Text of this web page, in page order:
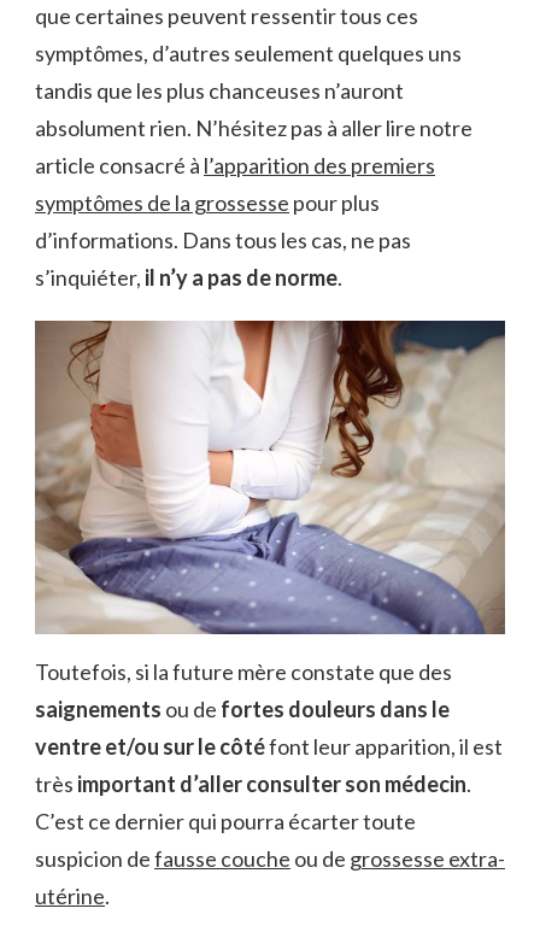
que certaines peuvent ressentir tous ces
symptômes, d’autres seulement quelques uns
tandis que les plus chanceuses n’auront
absolument rien. N’hésitez pas à aller lire notre
article consacré à l’apparition des premiers
symptômes de la grossesse pour plus
d’informations. Dans tous les cas, ne pas
s’inquiéter, il n’y a pas de norme.
Toutefois, si la future mère constate que des
saignements ou de fortes douleurs dans le
ventre et/ou sur le côtéfont leur apparition, il est
très important d’aller consulter son médecin.
C’est ce dernier qui pourra écarter toute
suspicion defausse couche ou de grossesse extra-
utérine.